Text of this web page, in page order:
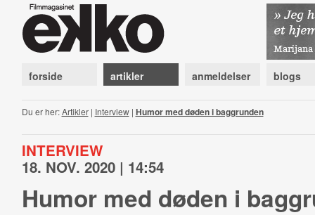
forside artikler anmeldelser blogs
Du er her:Artikler| Interview| Humor med døden i baggrunden
INTERVIEW
18. NOV. 2020 | 14:54
Humor med døden i